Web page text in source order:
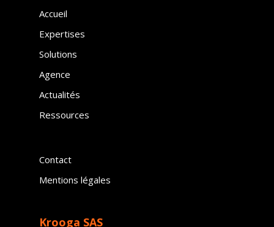
Accueil
Expertises
Solutions
Agence
Actualités
Ressources
Contact
Mentions légales
Krooga SAS